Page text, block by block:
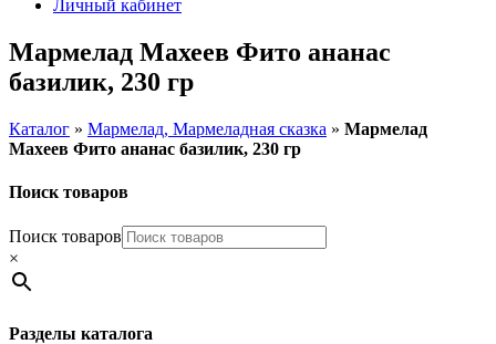
Личный кабинет
Мармелад Махеев Фито ананас
базилик, 230 гр
Каталог » Мармелад, Мармеладная сказка » Мармелад
Махеев Фито ананас базилик, 230 гр
Поиск товаров
Поиск товаров
×
Разделы каталога